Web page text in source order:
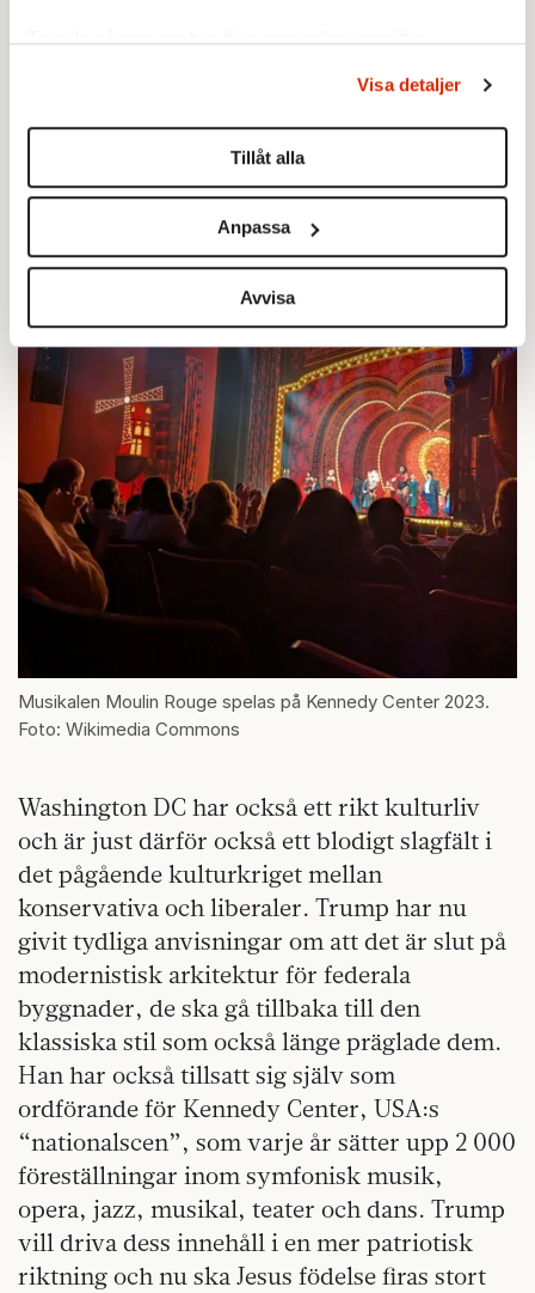
Du kan ändra eller dra tillbaka ditt samtycke när som
helst från cookie-förklaringen.
Vi använder enhetsidentifierare för att anpassa innehållet
för sociala medier och analysera vår trafik. Vi
vidarebefordrar även sådana identifierare och annan
information från din enhet till de sociala medier och
annons- och analysföretag som vi samarbetar med.
Dessa kan i sin tur kombinera informationen med annan
information som du har tillhandahållit eller som de har
samlat in när du har använt deras tjänster.
Om du vill läsa mer om hur vi hanterar personuppgifter
kan du göra dethär.
Visa detaljer
Tillåt alla
Anpassa
Avvisa
Musikalen Moulin Rouge spelas på Kennedy Center 2023.
Foto: Wikimedia Commons
Washington DC har också ett rikt kulturliv
och är just därför också ett blodigt slagfält i
det pågående kulturkriget mellan
konservativa och liberaler. Trump har nu
givit tydliga anvisningar om att det är slut på
modernistisk arkitektur för federala
byggnader, de ska gå tillbaka till den
klassiska stil som också länge präglade dem.
Han har också tillsatt sig själv som
ordförande för Kennedy Center, USA:s
“nationalscen”, som varje år sätter upp 2 000
föreställningar inom symfonisk musik,
opera, jazz, musikal, teater och dans. Trump
vill driva dess innehåll i en mer patriotisk
riktning och nu ska Jesus födelse firas stort